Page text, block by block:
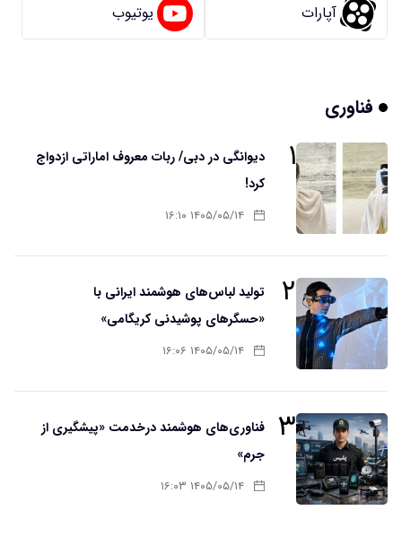
آپارات یوتیوب
فناوری
۱
دیوانگی در دبی/ ربات معروف اماراتی ازدواج
کرد!
۱۴۰۵/۰۵/۱۴ ۱۶:۱۰
۲
تولید لباس‌های هوشمند ایرانی با
«حسگرهای پوشیدنی کریگامی»
۱۴۰۵/۰۵/۱۴ ۱۶:۰۶
۳
فناوری‌های هوشمند درخدمت «پیشگیری از
جرم»
۱۴۰۵/۰۵/۱۴ ۱۶:۰۳